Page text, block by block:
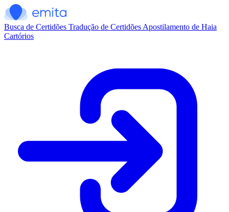
Busca de Certidões Tradução de Certidões Apostilamento de Haia
Cartórios